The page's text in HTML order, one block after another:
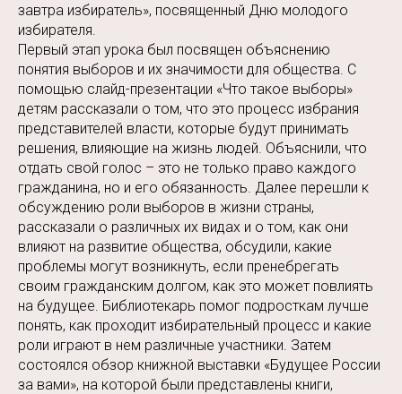
завтра избиратель», посвященный Дню молодого
избирателя.
Первый этап урока был посвящен объяснению
понятия выборов и их значимости для общества. С
помощью слайд-презентации «Что такое выборы»
детям рассказали о том, что это процесс избрания
представителей власти, которые будут принимать
решения, влияющие на жизнь людей. Объяснили, что
отдать свой голос – это не только право каждого
гражданина, но и его обязанность. Далее перешли к
обсуждению роли выборов в жизни страны,
рассказали о различных их видах и о том, как они
влияют на развитие общества, обсудили, какие
проблемы могут возникнуть, если пренебрегать
своим гражданским долгом, как это может повлиять
на будущее. Библиотекарь помог подросткам лучше
понять, как проходит избирательный процесс и какие
роли играют в нем различные участники. Затем
состоялся обзор книжной выставки «Будущее России
за вами», на которой были представлены книги,